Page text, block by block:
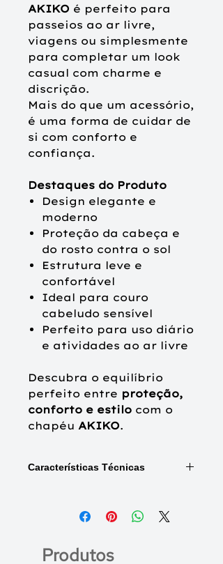
AKIKO é perfeito para
passeios ao ar livre,
viagens ou simplesmente
para completar um look
casual com charme e
discrição.
Mais do que um acessório,
é uma forma de cuidar de
si com conforto e
confiança.
Destaques do Produto
Design elegante e
moderno
Proteção da cabeça e
do rosto contra o sol
Estrutura leve e
confortável
Ideal para couro
cabeludo sensível
Perfeito para uso diário
e atividades ao ar livre
Descubra o equilíbrio
perfeito entre proteção,
conforto e estilo com o
chapéu AKIKO.
Características Técnicas
Boné: 94% Viscose (extraída do
Produtos